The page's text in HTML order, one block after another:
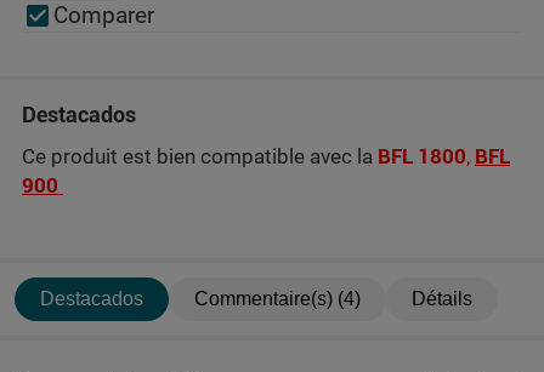
Comparer
Destacados
Ce produit est bien compatible avec la BFL 1800, BFL
900
Destacados Commentaire(s) (4) Détails